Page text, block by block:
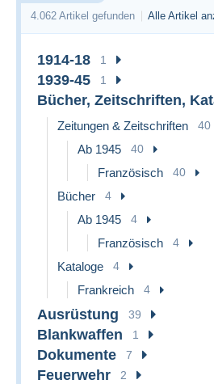
4.062 Artikel gefunden Alle Artikel
1914-18 1
1939-45 1
Bücher, Zeitschriften,
Zeitungen & Zeitschriften 40
Ab 1945 40
Französisch 40
Bücher 4
Ab 1945 4
Französisch 4
Kataloge 4
Frankreich 4
Ausrüstung 39
Blankwaffen 1
Dokumente 7
Feuerwehr 2